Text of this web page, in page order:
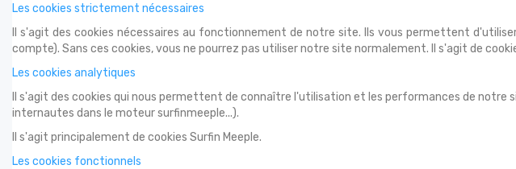
Les cookies strictement nécessaires
Il s'agit des cookies nécessaires au fonctionnement de notre site. Ils vous permettent
compte). Sans ces cookies, vous ne pourrez pas utiliser notre site normalement. Il s'agit de
Les cookies analytiques
Il s'agit des cookies qui nous permettent de connaître l'utilisation et les performances de
internautes dans le moteur surfinmeeple...).
Il s'agit principalement de cookies Surfin Meeple.
Les cookies fonctionnels